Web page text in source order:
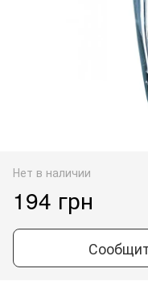
Нет в наличии
194 грн